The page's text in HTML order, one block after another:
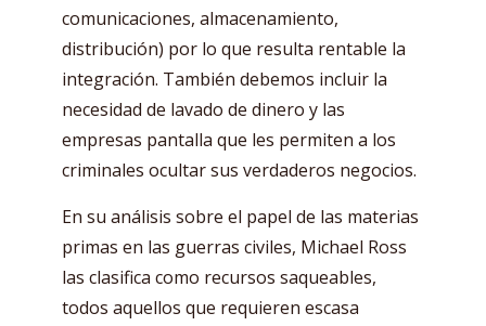
comunicaciones, almacenamiento,
distribución) por lo que resulta rentable la
integración. También debemos incluir la
necesidad de lavado de dinero y las
empresas pantalla que les permiten a los
criminales ocultar sus verdaderos negocios.
En su análisis sobre el papel de las materias
primas en las guerras civiles, Michael Ross
las clasifica como recursos saqueables,
todos aquellos que requieren escasa